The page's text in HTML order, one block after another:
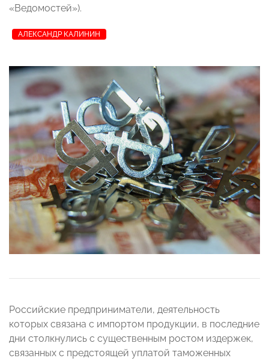
«Ведомостей»).
АЛЕКСАНДР КАЛИНИН
Российские предприниматели, деятельность
которых связана с импортом продукции, в последние
дни столкнулись с существенным ростом издержек,
связанных с предстоящей уплатой таможенных